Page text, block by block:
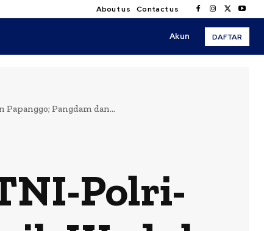
About us Contact us
Akun DAFTAR
Pangdam dan...
Polri-